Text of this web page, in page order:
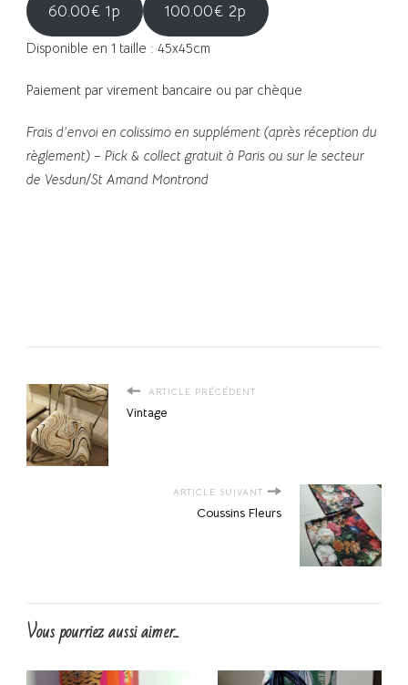
60.00€ 1p 100.00€ 2p
Disponible en 1 taille : 45x45cm
Paiement par virement bancaire ou par chèque
Frais d’envoi en colissimo en supplément (après réception du
règlement) – Pick & collect gratuit à Paris ou sur le secteur
de Vesdun/St Amand Montrond
ARTICLE PRÉCÉDENT
Vintage
ARTICLE SUIVANT
Coussins Fleurs
Vous pourriez aussi aimer...